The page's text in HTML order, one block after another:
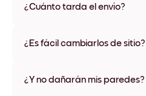
varios materiales y colores de
¿Cuánto tarda el envío?
disponibles en algunos países.
¿Es fácil cambiarlos de sitio?
ningún daño
¿Y no dañarán mis paredes?